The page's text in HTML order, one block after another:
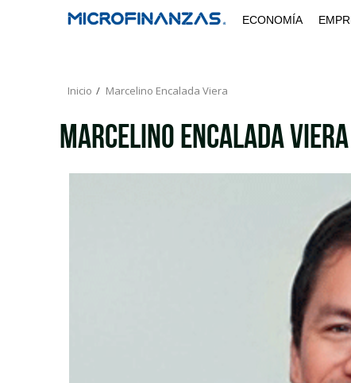
ECONOMÍA
Inicio Marcelino Encalada Viera
Marcelino Encalada Viera